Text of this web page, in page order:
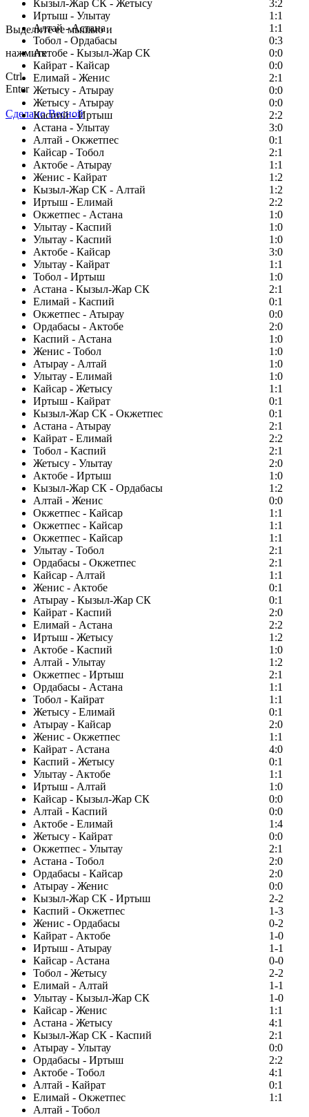
Кызыл-Жар СК - Жетысу
3:2
Иртыш - Улытау
1:1
Алтай - Астана
1:1
Тобол - Ордабасы
0:3
Актобе - Кызыл-Жар СК
0:0
Кайрат - Кайсар
0:0
Елимай - Женис
2:1
Жетысу - Атырау
0:0
Жетысу - Атырау
0:0
Каспий - Иртыш
2:2
Астана - Улытау
3:0
Алтай - Окжетпес
0:1
Кайсар - Тобол
2:1
Актобе - Атырау
1:1
Женис - Кайрат
1:2
Кызыл-Жар СК - Алтай
1:2
Иртыш - Елимай
2:2
Окжетпес - Астана
1:0
Улытау - Каспий
1:0
Улытау - Каспий
1:0
Актобе - Кайсар
3:0
Улытау - Кайрат
1:1
Тобол - Иртыш
1:0
Астана - Кызыл-Жар СК
2:1
Елимай - Каспий
0:1
Окжетпес - Атырау
0:0
Ордабасы - Актобе
2:0
Каспий - Астана
1:0
Женис - Тобол
1:0
Атырау - Алтай
1:0
Улытау - Елимай
1:0
Кайсар - Жетысу
1:1
Иртыш - Кайрат
0:1
Кызыл-Жар СК - Окжетпес
0:1
Астана - Атырау
2:1
Кайрат - Елимай
2:2
Тобол - Каспий
2:1
Жетысу - Улытау
2:0
Актобе - Иртыш
1:0
Кызыл-Жар СК - Ордабасы
1:2
Алтай - Женис
0:0
Окжетпес - Кайсар
1:1
Окжетпес - Кайсар
1:1
Окжетпес - Кайсар
1:1
Улытау - Тобол
2:1
Ордабасы - Окжетпес
2:1
Кайсар - Алтай
1:1
Женис - Актобе
0:1
Атырау - Кызыл-Жар СК
0:1
Кайрат - Каспий
2:0
Елимай - Астана
2:2
Иртыш - Жетысу
1:2
Актобе - Каспий
1:0
Алтай - Улытау
1:2
Окжетпес - Иртыш
2:1
Ордабасы - Астана
1:1
Тобол - Кайрат
1:1
Жетысу - Елимай
0:1
Атырау - Кайсар
2:0
Женис - Окжетпес
1:1
Кайрат - Астана
4:0
Каспий - Жетысу
0:1
Улытау - Актобе
1:1
Иртыш - Алтай
1:0
Кайсар - Кызыл-Жар СК
0:0
Алтай - Каспий
0:0
Актобе - Елимай
1:4
Жетысу - Кайрат
0:0
Окжетпес - Улытау
2:1
Астана - Тобол
2:0
Ордабасы - Кайсар
2:0
Атырау - Женис
0:0
Кызыл-Жар СК - Иртыш
2-2
Каспий - Окжетпес
1-3
Женис - Ордабасы
0-2
Кайрат - Актобе
1-0
Иртыш - Атырау
1-1
Кайсар - Астана
0-0
Тобол - Жетысу
2-2
Елимай - Алтай
1-1
Улытау - Кызыл-Жар СК
1-0
Кайсар - Женис
1:1
Астана - Жетысу
4:1
Кызыл-Жар СК - Каспий
2:1
Атырау - Улытау
0:0
Ордабасы - Иртыш
2:2
Актобе - Тобол
4:1
Алтай - Кайрат
0:1
Елимай - Окжетпес
1:1
Алтай - Тобол
Заметили ошибку в тексте?
Выделите ее мышью и
нажмите
Ctrl
Enter
Сделано Весной